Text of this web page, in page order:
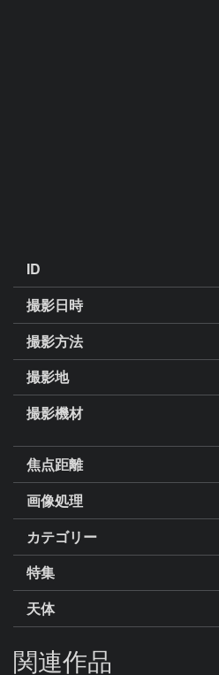
ID
撮影日時
撮影方法
撮影地
撮影機材
焦点距離
画像処理
カテゴリー
特集
天体
関連作品